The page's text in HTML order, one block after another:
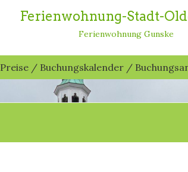
Ferienwohnung-Stadt-
Ferienwohnung Gunske
Preise / Buchungskalender /